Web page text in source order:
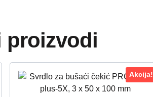
proizvodi
Akcija!